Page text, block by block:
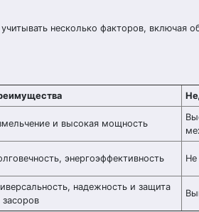
несколько факторов, включая
и высокая мощность
энергоэффективность Не
надежность и защита
засоров